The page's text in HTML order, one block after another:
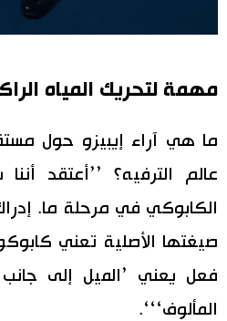
مهمة لتحريك المياه
ما هي آراء إيبيزو حول
عالم الترفيه؟ ’’أعتقد
الكابوكي في مرحلة ما.
صيغتها الأصلية تعني
فعل يعني ’الميل إلى جانب
المألوف‘‘‘.